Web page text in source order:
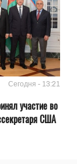
Сегодня - 13:21
участие во
США